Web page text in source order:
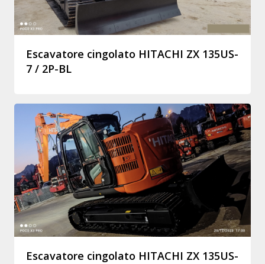
Escavatore cingolato HITACHI ZX 135US-
7 / 2P-BL
Escavatore cingolato HITACHI ZX 135US-